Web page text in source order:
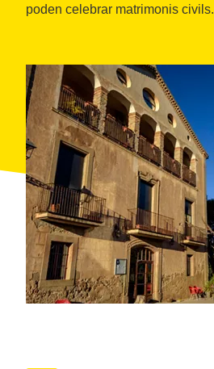
poden celebrar matrimonis civils.